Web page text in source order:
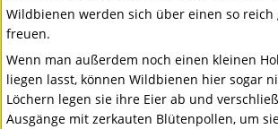
Wildbienen werden sich über einen so reich
freuen.
Wenn man außerdem noch einen kleinen
liegen lasst, können Wildbienen hier sogar
Löchern legen sie ihre Eier ab und
Ausgänge mit zerkauten Blütenpollen, um